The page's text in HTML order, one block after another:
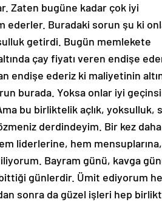
Zaten bugüne kadar çok iyi
ederler. Buradaki sorun şu ki
getirdi. Bugün memlekete
çay fiyatı veren endişe
endişe ederiz ki maliyetinin
burada. Yoksa onlar iyi
bu birliktelik açlık, yoksulluk,
derdindeyim. Bir kez
liderlerine, hem mensuplarına,
Bayram günü, kavga
bittiği günlerdir. Ümit ediyorum
sonra da güzel işleri hep